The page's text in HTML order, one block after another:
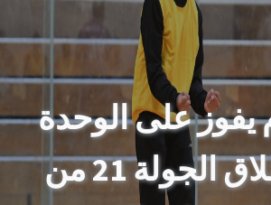
يفوز على الوحدة
في انطلاق الجولة 21 من